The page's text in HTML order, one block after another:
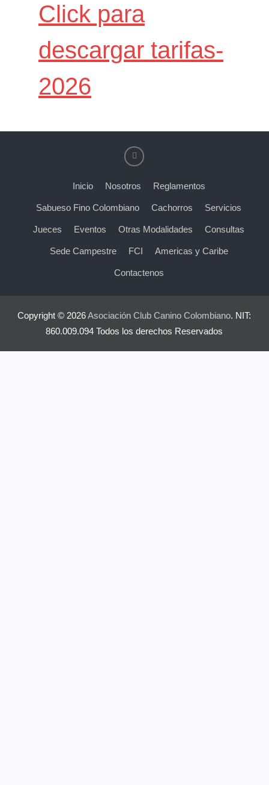
Click para
descargar tarifas-
2026
Inicio Nosotros Reglamentos
Sabueso Fino Colombiano Cachorros Servicios
Jueces Eventos Otras Modalidades Consultas
Sede Campestre FCI Americas y Caribe
Contactenos
Copyright © 2026Asociación Club Canino Colombiano. NIT:
860.009.094 Todos los derechos Reservados